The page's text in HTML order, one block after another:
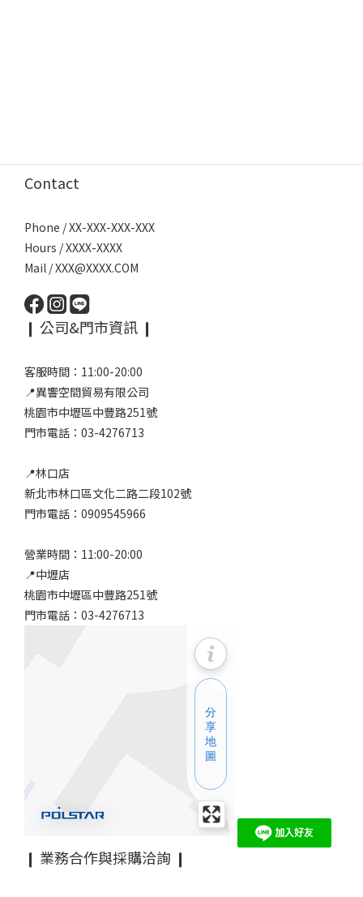
Contact
Phone / XX-XXX-XXX-XXX
Hours / XXXX-XXXX
Mail / XXX@XXXX.COM
❙ 公司&門市資訊 ❙
客服時間：11:00-20:00
📍異響空間貿易有限公司
桃園市中壢區中豐路251號
門市電話：03-4276713
📍林口店
新北市林口區文化二路二段102號
門市電話：0909545966
營業時間：11:00-20:00
📍中壢店
桃園市中壢區中豐路251號
門市電話：03-4276713
❙ 業務合作與採購洽詢 ❙